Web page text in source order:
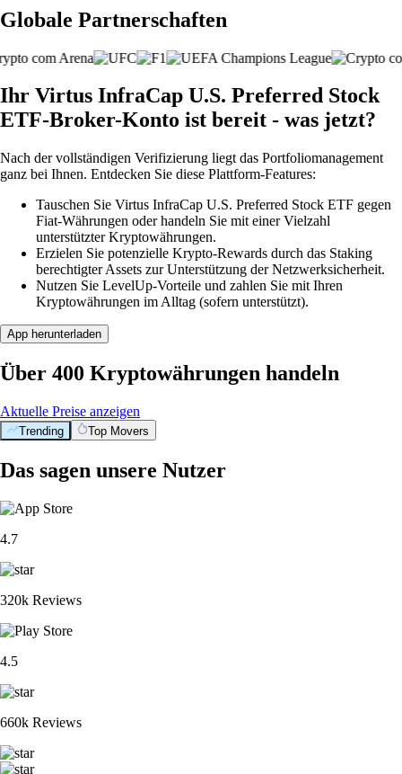
Globale Partnerschaften
Ihr Virtus InfraCap U.S. Preferred Stock
ETF-Broker-Konto ist bereit - was jetzt?
Nach der vollständigen Verifizierung liegt das Portfoliomanagement
ganz bei Ihnen. Entdecken Sie diese Plattform-Features:
Tauschen Sie Virtus InfraCap U.S. Preferred Stock ETF gegen
Fiat-Währungen oder handeln Sie mit einer Vielzahl
unterstützter Kryptowährungen.
Erzielen Sie potenzielle Krypto-Rewards durch das Staking
berechtigter Assets zur Unterstützung der Netzwerksicherheit.
Nutzen Sie LevelUp-Vorteile und zahlen Sie mit Ihren
Kryptowährungen im Alltag (sofern unterstützt).
App herunterladen
Über 400 Kryptowährungen handeln
Aktuelle Preise anzeigen
Trending Top Movers
Das sagen unsere Nutzer
4.7
320k Reviews
4.5
660k Reviews